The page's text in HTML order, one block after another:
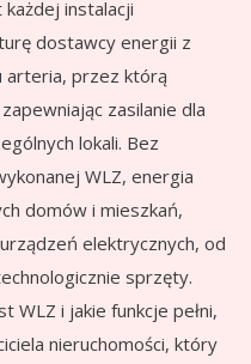
instalacji
dostawcy energii z
arteria, przez którą
zasilanie dla
lokali. Bez
WLZ, energia
domów i mieszkań,
elektrycznych, od
sprzęty.
WLZ i jakie funkcje pełni,
nieruchomości, który